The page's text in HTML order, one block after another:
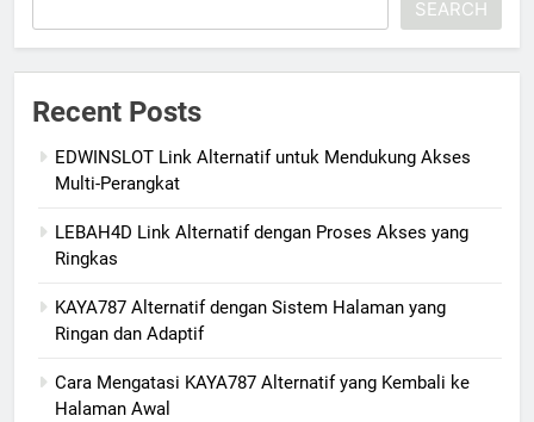
SEARCH
Recent Posts
EDWINSLOT Link Alternatif untuk Mendukung Akses
Multi-Perangkat
LEBAH4D Link Alternatif dengan Proses Akses yang
Ringkas
KAYA787 Alternatif dengan Sistem Halaman yang
Ringan dan Adaptif
Cara Mengatasi KAYA787 Alternatif yang Kembali ke
Halaman Awal